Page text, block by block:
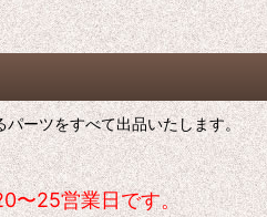
ーツをすべて出品いたします。
〜25営業日です。